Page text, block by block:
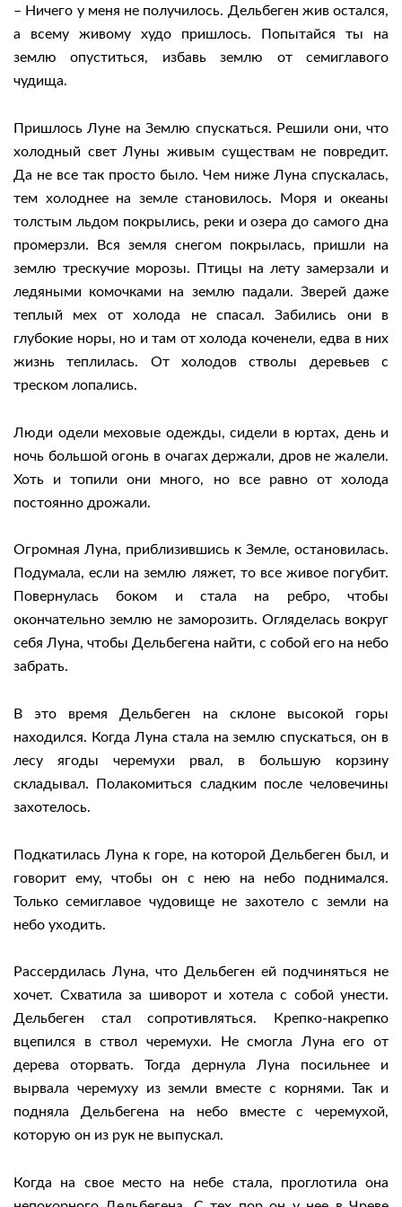
– Ничего у меня не получилось. Дельбеген жив остался,
а всему живому худо пришлось. Попытайся ты на
землю опуститься, избавь землю от семиглавого
чудища.
Пришлось Луне на Землю спускаться. Решили они, что
холодный свет Луны живым существам не повредит.
Да не все так просто было. Чем ниже Луна спускалась,
тем холоднее на земле становилось. Моря и океаны
толстым льдом покрылись, реки и озера до самого дна
промерзли. Вся земля снегом покрылась, пришли на
землю трескучие морозы. Птицы на лету замерзали и
ледяными комочками на землю падали. Зверей даже
теплый мех от холода не спасал. Забились они в
глубокие норы, но и там от холода коченели, едва в них
жизнь теплилась. От холодов стволы деревьев с
треском лопались.
Люди одели меховые одежды, сидели в юртах, день и
ночь большой огонь в очагах держали, дров не жалели.
Хоть и топили они много, но все равно от холода
постоянно дрожали.
Огромная Луна, приблизившись к Земле, остановилась.
Подумала, если на землю ляжет, то все живое погубит.
Повернулась боком и стала на ребро, чтобы
окончательно землю не заморозить. Огляделась вокруг
себя Луна, чтобы Дельбегена найти, с собой его на небо
забрать.
В это время Дельбеген на склоне высокой горы
находился. Когда Луна стала на землю спускаться, он в
лесу ягоды черемухи рвал, в большую корзину
складывал. Полакомиться сладким после человечины
захотелось.
Подкатилась Луна к горе, на которой Дельбеген был, и
говорит ему, чтобы он с нею на небо поднимался.
Только семиглавое чудовище не захотело с земли на
небо уходить.
Рассердилась Луна, что Дельбеген ей подчиняться не
хочет. Схватила за шиворот и хотела с собой унести.
Дельбеген стал сопротивляться. Крепко-накрепко
вцепился в ствол черемухи. Не смогла Луна его от
дерева оторвать. Тогда дернула Луна посильнее и
вырвала черемуху из земли вместе с корнями. Так и
подняла Дельбегена на небо вместе с черемухой,
которую он из рук не выпускал.
Когда на свое место на небе стала, проглотила она